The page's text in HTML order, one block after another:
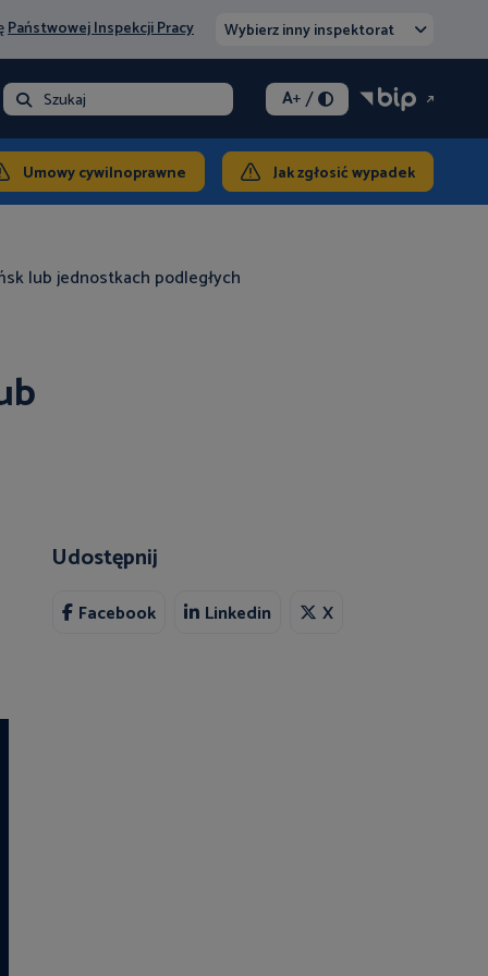
Państwowej Inspekcji Pracy Wybierz inny inspektorat
Szukaj A+/
Umowy cywilnoprawne Jak zgłosić wypadek
lub jednostkach podległych
Udostępnij
Facebook Linkedin X